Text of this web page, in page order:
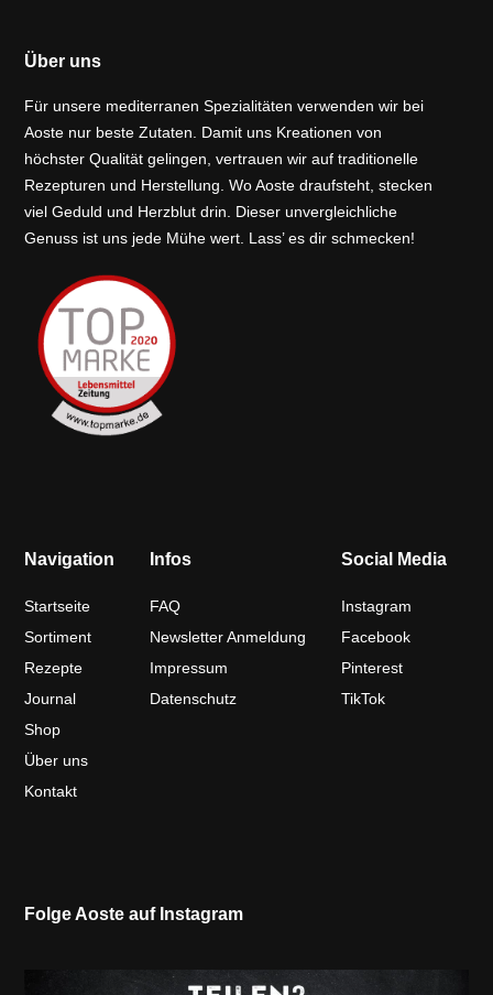
Über uns
Für unsere mediterranen Spezialitäten verwenden wir bei
Aoste nur beste Zutaten. Damit uns Kreationen von
höchster Qualität gelingen, vertrauen wir auf traditionelle
Rezepturen und Herstellung. Wo Aoste draufsteht, stecken
viel Geduld und Herzblut drin. Dieser unvergleichliche
Genuss ist uns jede Mühe wert. Lass’ es dir schmecken!
Navigation
Startseite
Sortiment
Rezepte
Journal
Shop
Über uns
Kontakt
Infos
FAQ
Newsletter Anmeldung
Impressum
Datenschutz
Social Media
Instagram
Facebook
Pinterest
TikTok
Folge Aoste auf Instagram